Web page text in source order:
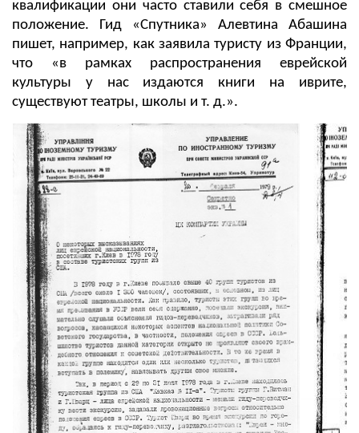
квалификации они часто ставили себя в смешное
положение. Гид «Спутника» Алевтина Абашина
пишет, например, как заявила туристу из Франции,
что «в рамках распространения еврейской
культуры у нас издаются книги на иврите,
существуют театры, школы и т. д.».